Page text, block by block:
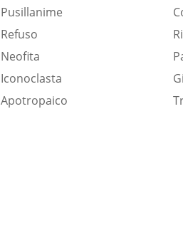
Pusillanime
Refuso
Neofita
Iconoclasta
Apotropaico